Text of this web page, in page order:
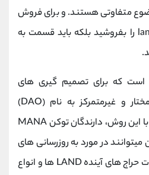
متفاوتی هستند. و برای فروش
نمیتوانید یکباره کل یک land را بفروشید بلکه باید قسمت به
است که برای تصمیم گیری های
حاکمیتی از ساختاری خودمختار و غیرمتمرکز به نام (DAO)
استفاده می کند. در نتیجه با این روش، دارندگان توکن MANA
در مورد به روزرسانی های
سیاست، و مدیریت مشخصات حراج های آینده LAND ها و انواع